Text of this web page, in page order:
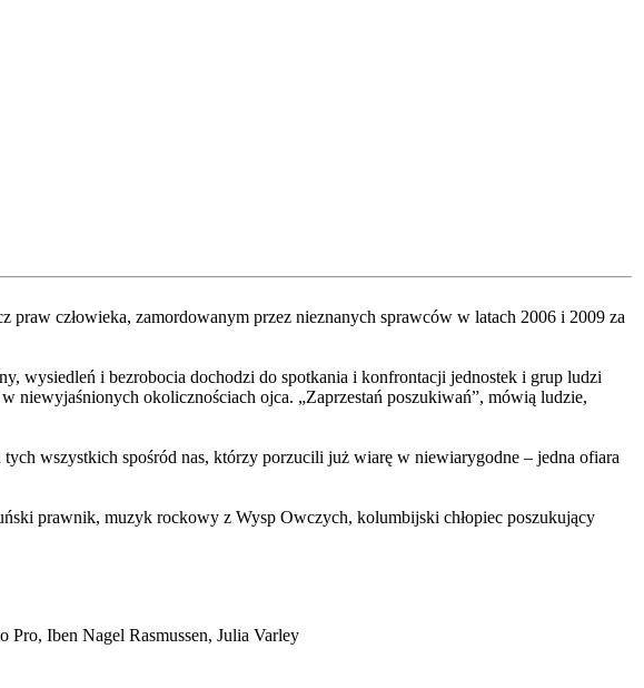
człowieka, zamordowanym przez nieznanych sprawców w latach 2006 i 2009 za
wysiedleń i bezrobocia dochodzi do spotkania i konfrontacji jednostek i grup ludzi
okolicznościach ojca. „Zaprzestań poszukiwań”, mówią ludzie,
wszystkich spośród nas, którzy porzucili już wiarę w niewiarygodne – jedna ofiara
prawnik, muzyk rockowy z Wysp Owczych, kolumbijski chłopiec poszukujący
Iben Nagel Rasmussen, Julia Varley